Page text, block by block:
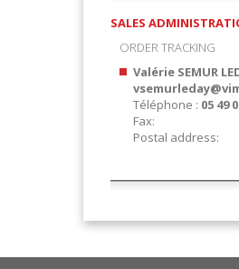
SALES
ORDER TRACKING
Valérie SEMUR
Téléphone : 05 49
Fax:
Postal address: